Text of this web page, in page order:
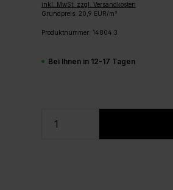
inkl. MwSt. zzgl. Versandkosten
Grundpreis: 20,9 EUR/m²
Produktnummer: 14804.3
Bei Ihnen in 12-17 Tagen
Produkt Anzahl: